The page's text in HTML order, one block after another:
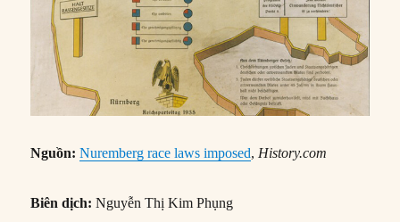
Nguồn: Nuremberg race laws imposed, History.com
Biên dịch: Nguyễn Thị Kim Phụng